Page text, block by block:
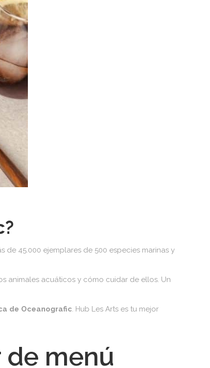
45.000 ejemplares de 500 especies marinas y
animales acuáticos y cómo cuidar de ellos. Un
de Oceanografic. Hub Les Arts es tu mejor
de menú